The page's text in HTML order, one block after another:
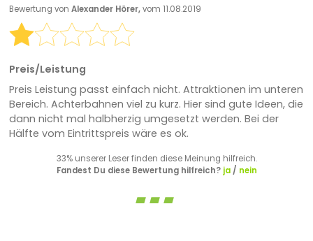
Bewertung von Alexander Hörer,vom 11.08.2019
Preis/Leistung
Preis Leistung passt einfach nicht. Attraktionen im unteren
Bereich. Achterbahnen viel zu kurz. Hier sind gute Ideen, die
dann nicht mal halbherzig umgesetzt werden. Bei der
Hälfte vom Eintrittspreis wäre es ok.
33% unserer Leser finden diese Meinung hilfreich.
Fandest Du diese Bewertung hilfreich? ja/ nein